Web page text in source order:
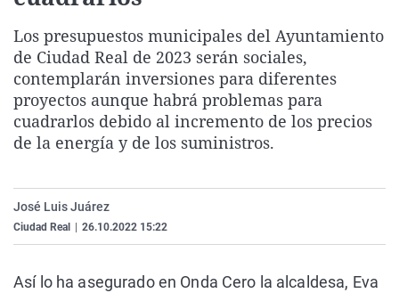
Gente viajera
Como el perro y el
Retornados
Equipo de
Operación Viuda
Galicia
La Rioja
Navarra
País Vasco
Televisión
Elecciones
Los presupuestos municipales del Ayuntamiento
de Ciudad Real de 2023 serán sociales,
contemplarán inversiones para diferentes
proyectos aunque habrá problemas para
cuadrarlos debido al incremento de los precios
de la energía y de los suministros.
José Luis Juárez
Ciudad Real 26.10.2022 15:22
Así lo ha asegurado en Onda Cero la alcaldesa, Eva